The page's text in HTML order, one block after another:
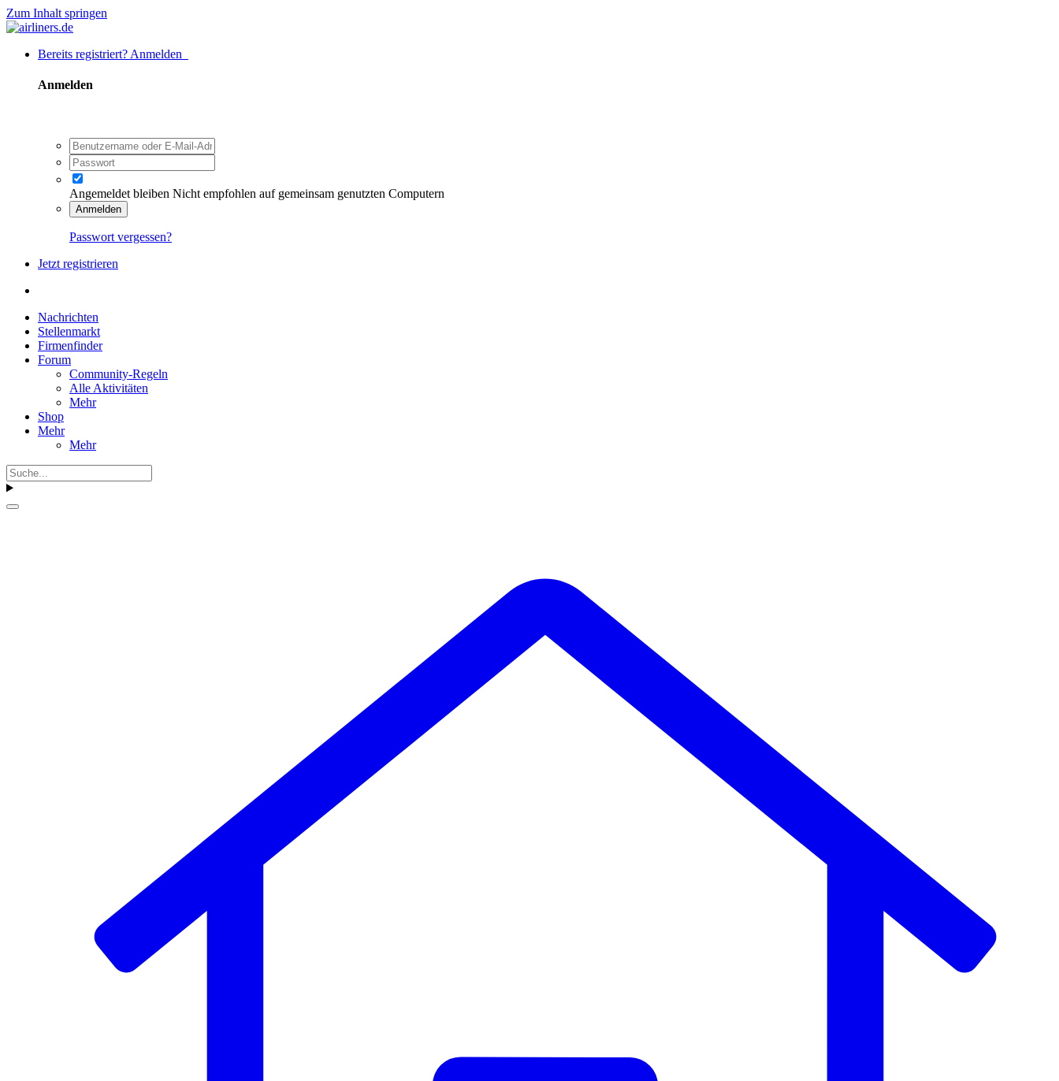
Zum Inhalt springen
Bereits registriert? Anmelden
Anmelden
Angemeldet bleiben Nicht empfohlen auf gemeinsam genutzten Computern
Anmelden
Passwort vergessen?
Jetzt registrieren
Nachrichten
Stellenmarkt
Firmenfinder
Forum
Community-Regeln
Alle Aktivitäten
Mehr
Shop
Mehr
Mehr